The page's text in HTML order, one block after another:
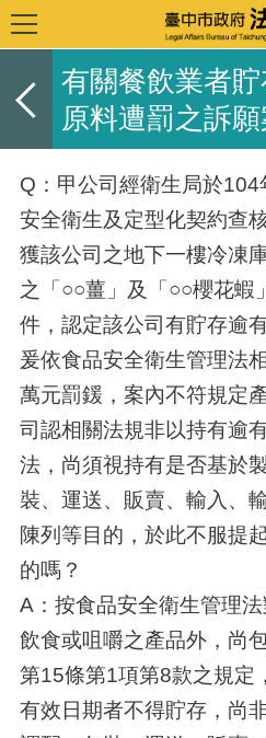
有關餐飲業者
原料遭罰之訴
Q：甲公司經衛生局於
安全衛生及定型化契約查
獲該公司之地下一樓冷凍
之「○○薑」及「○○櫻花蝦
件，認定該公司有貯存逾
爰依食品安全衛生管理法
萬元罰鍰，案內不符規定
司認相關法規非以持有逾
法，尚須視持有是否基於
裝、運送、販賣、輸入、
陳列等目的，於此不服提
的嗎？
A：按食品安全衛生管理
飲食或咀嚼之產品外，尚
第15條第1項第8款之規定
有效日期者不得貯存，尚